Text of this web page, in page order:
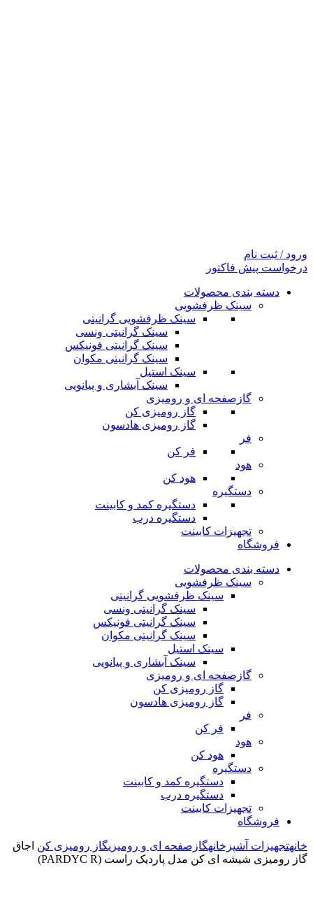
ورود / ثبت نام
درخواست پیش فاکتور
دسته بندی محصولات
سینک ظرفشویی
سینک ظرفشویی گرانیتی
سینک گرانیتی ونسی
سینک گرانیتی فونیکس
سینک گرانیتی مکوان
سینک استیل
سینک آبشاری و پیانویی
گازصفحه ای و رومیزی
گاز رومیزی کن
گاز رومیزی هادسون
فر
فر کن
هود
هود کن
دستگیره
دستگیره کمد و کابینت
دستگیره درب
تجهیزات کابینت
فروشگاه
دسته بندی محصولات
سینک ظرفشویی
سینک ظرفشویی گرانیتی
سینک گرانیتی ونسی
سینک گرانیتی فونیکس
سینک گرانیتی مکوان
سینک استیل
سینک آبشاری و پیانویی
گازصفحه ای و رومیزی
گاز رومیزی کن
گاز رومیزی هادسون
فر
فر کن
هود
هود کن
دستگیره
دستگیره کمد و کابینت
دستگیره درب
تجهیزات کابینت
فروشگاه
خانهتجهیزات آشپزخانهگازصفحه ای و رومیزیگاز رومیزی کن اجاق
گاز رومیزی شیشه ای کن مدل پاردیک راست (PARDYC R)